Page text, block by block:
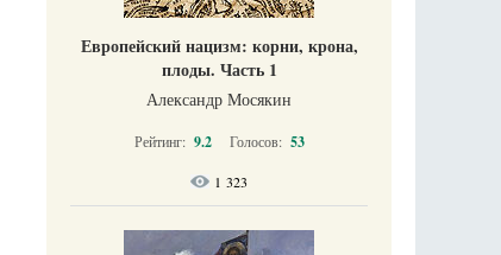
Европейский нацизм: корни, крона,
плоды. Часть 1
Александр Мосякин
Рейтинг: 9.2 Голосов: 53
1 323